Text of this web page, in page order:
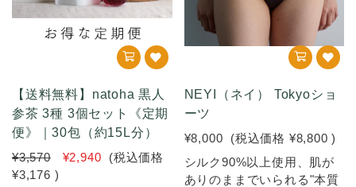
【送料無料】natoha 黒人
参茶 3種 3個セット《定期
便》｜30包（約15L分）
¥3,570
¥2,940
(税込価格
¥3,176 )
NEYI（ネイ） Tokyoショ
ーツ
¥8,000
(税込価格 ¥8,800 )
シルク90%以上使用、肌が
ありのままでいられる"本質